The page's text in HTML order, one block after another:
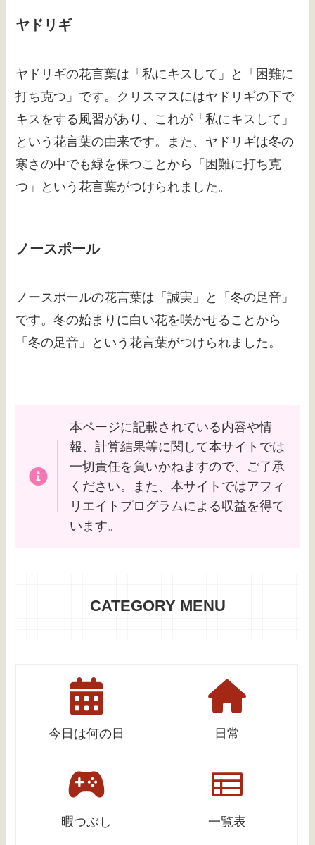
ヤドリギ
ヤドリギの花言葉は「私にキスして」と「困難に
打ち克つ」です。クリスマスにはヤドリギの下で
キスをする風習があり、これが「私にキスして」
という花言葉の由来です。また、ヤドリギは冬の
寒さの中でも緑を保つことから「困難に打ち克
つ」という花言葉がつけられました。
ノースポール
ノースポールの花言葉は「誠実」と「冬の足音」
です。冬の始まりに白い花を咲かせることから
「冬の足音」という花言葉がつけられました。
本ページに記載されている内容や情
報、計算結果等に関して本サイトでは
一切責任を負いかねますので、ご了承
ください。また、本サイトではアフィ
リエイトプログラムによる収益を得て
います。
CATEGORY MENU
今日は何の日 日常
暇つぶし 一覧表